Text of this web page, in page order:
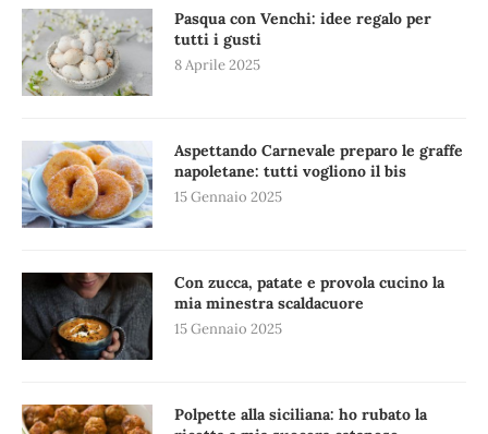
Pasqua con Venchi: idee regalo per
tutti i gusti
8 Aprile 2025
Aspettando Carnevale preparo le graffe
napoletane: tutti vogliono il bis
15 Gennaio 2025
Con zucca, patate e provola cucino la
mia minestra scaldacuore
15 Gennaio 2025
Polpette alla siciliana: ho rubato la